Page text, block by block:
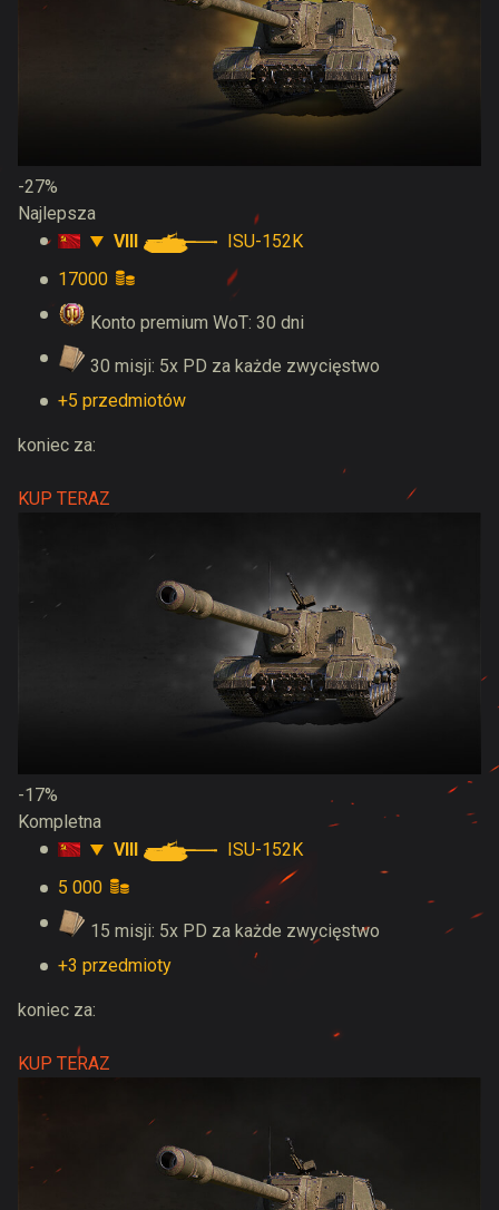
-27%
Najlepsza
VIII
ISU-152K
17000
Konto premium WoT: 30 dni
30 misji: 5x PD za każde zwycięstwo
+5 przedmiotów
koniec za:
KUP TERAZ
-17%
Kompletna
VIII
ISU-152K
5 000
15 misji: 5x PD za każde zwycięstwo
+3 przedmioty
koniec za:
KUP TERAZ